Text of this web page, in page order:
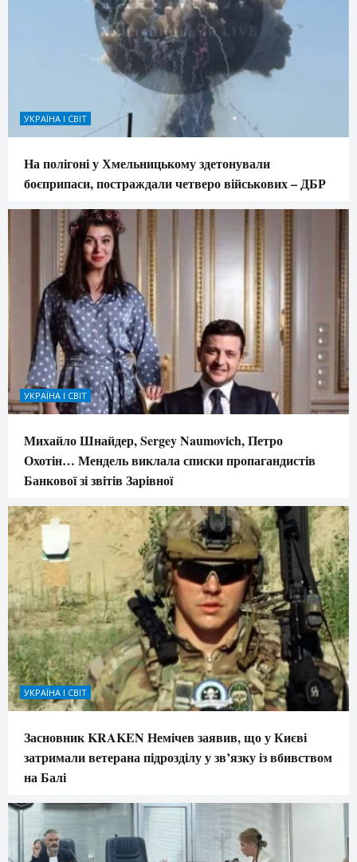
УКРАЇНА І СВІТ
На полігоні у Хмельницькому здетонували
боєприпаси, постраждали четверо військових – ДБР
УКРАЇНА І СВІТ
Михайло Шнайдер, Sergey Naumovich, Петро
Охотін… Мендель виклала списки пропагандистів
Банкової зі звітів Зарівної
УКРАЇНА І СВІТ
Засновник KRAKEN Немічев заявив, що у Києві
затримали ветерана підрозділу у зв’язку із вбивством
на Балі